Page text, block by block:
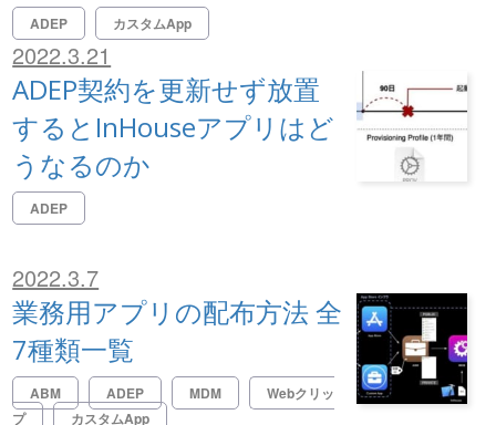
ADEP カスタムApp
2022.3.21
ADEP契約を更新せず放置
するとInHouseアプリはど
うなるのか
ADEP
2022.3.7
業務用アプリの配布方法 全
7種類一覧
ABM ADEP MDM
Webクリッ
プ
カスタムApp